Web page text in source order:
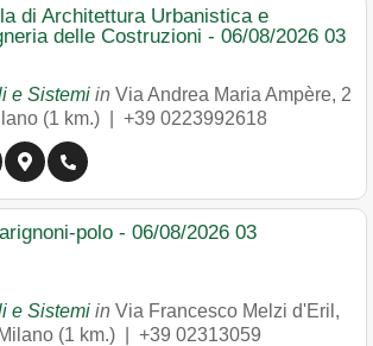
di Architettura Urbanistica e
delle Costruzioni - 06/08/2026 03
e Sistemi in Via Andrea Maria Ampère, 2
(1 km.) | +39 0223992618
polo - 06/08/2026 03
e Sistemi in Via Francesco Melzi d'Eril,
Milano (1 km.) | +39 02313059